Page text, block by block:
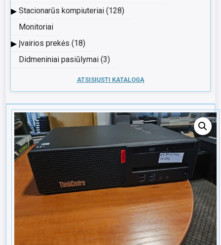
▸ Stacionarūs kompiuteriai (128)
Monitoriai
▸ Įvairios prekės (18)
Didmeniniai pasiūlymai (3)
ATSISIŲSTI KATALOGĄ